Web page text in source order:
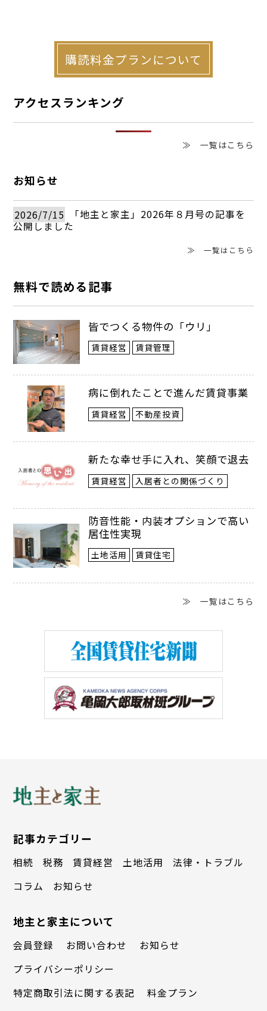
できたが、最近は和裁士が減ってしまい、
仕立て代と変わらない費用がかかるように
なってしまった。また絹は天然素材である
ため、経年で色あせたり、カビや染みが付
いたりすることが多く、高級な着物でも古
いものは着られないのだ。
▲昭和初期のものと思われるアンティ
ーク着物。現代では再現困難な素材や
染色方法を使用しているものも多い
高値が付くものも中にはある
たが、値が付く着物もある。一つ目は希少
で芸術的な価値が高いもの、二つ目は外国
人に需要があるもの、三つ目はアンティー
ク着物だ。
ドもの、著名作家や一部の人間国宝（重要
無形文化財保持者）、または公益社団法人
日本工芸会（東京都台東区）に属している
ような作家の作品であれば高値が付く。ま
た「相良刺しゅう」や「
物は、市場に参加する中国人バイヤーに人
気があるという。さらに江戸時代から第２
次世界大戦前にかけて作られたアンティー
ク着物は、コレクターがいて専門の店もあ
購読料金プランについて
アクセスランキング
≫ 一覧はこちら
お知らせ
2026/7/15
「地主と家主」2026年８月号の記事を
公開しました
≫ 一覧はこちら
無料で読める記事
皆でつくる物件の「ウリ」
賃貸経営 賃貸管理
病に倒れたことで進んだ賃貸事業
賃貸経営 不動産投資
新たな幸せ手に入れ、笑顔で退去
賃貸経営 入居者との関係づくり
防音性能・内装オプションで高い
居住性実現
土地活用 賃貸住宅
≫ 一覧はこちら
記事カテゴリー
相続 税務 賃貸経営 土地活用
法律・トラブル
コラム
お知らせ
地主と家主について
会員登録 お問い合わせ
お知らせ
プライバシーポリシー
特定商取引法に関する表記
料金プラン